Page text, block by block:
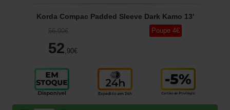
Korda Compac Padded Sleeve Dark Kamo 13'
56,90€
52 ,90€
Poupe 4€